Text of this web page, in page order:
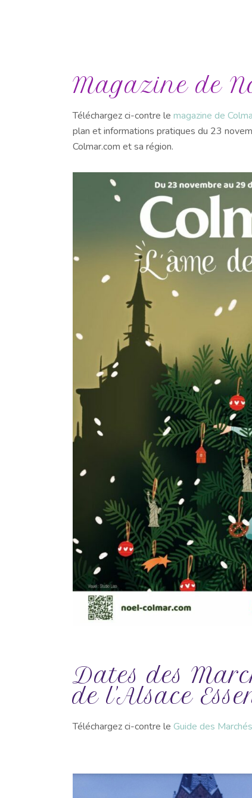
Magazine de
Téléchargez ci-contre le magazine de
plan et informations pratiques du 23
Colmar.com et sa région.
Dates des
de l'Alsace
Téléchargez ci-contre le Guide des